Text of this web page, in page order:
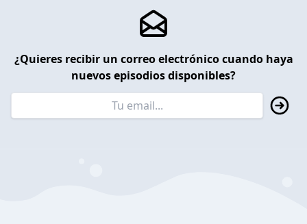
¿Quieres recibir un correo electrónico cuando haya
nuevos episodios disponibles?